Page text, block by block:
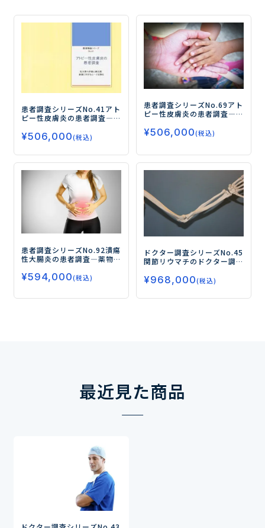
患者調査シリーズNo.41アト
ピー性皮膚炎の患者調査―
薬に対するニーズを探る―
¥506,000(税込)
患者調査シリーズNo.69アト
ピー性皮膚炎の患者調査―
薬物治療の内容からみた治
療満足度と新薬ニーズ―
¥506,000(税込)
患者調査シリーズNo.92潰瘍
性大腸炎の患者調査―薬物
薬の受容性やニーズを探る
¥594,000(税込)
ドクター調査シリーズNo.45
関節リウマチのドクター調
剤の処方状況と寛解導入/維
持における処方実態を探る
―
¥968,000(税込)
最近見た商品